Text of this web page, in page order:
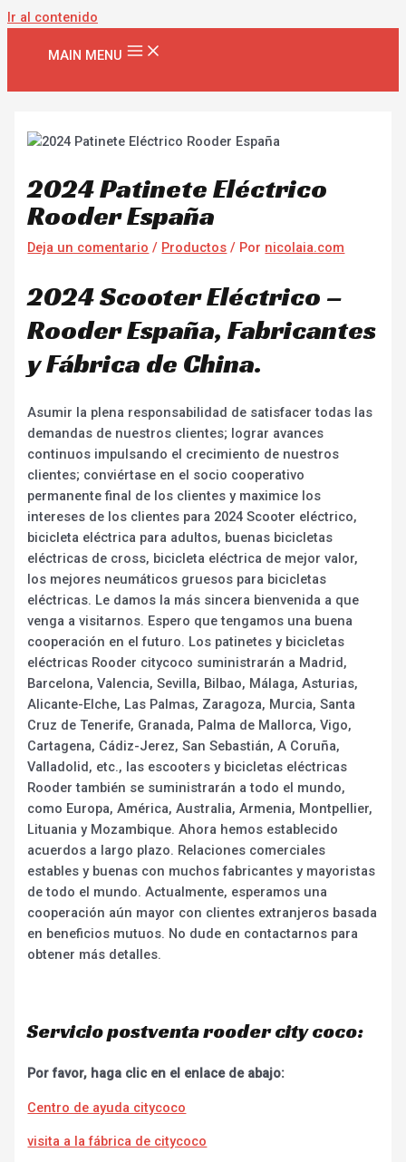
Ir al contenido
MAIN MENU
2024 Patinete Eléctrico
Rooder España
Deja un comentario / Productos / Por nicolaia.com
2024 Scooter Eléctrico –
Rooder España, Fabricantes
y Fábrica de China.
Asumir la plena responsabilidad de satisfacer todas las
demandas de nuestros clientes; lograr avances
continuos impulsando el crecimiento de nuestros
clientes; conviértase en el socio cooperativo
permanente final de los clientes y maximice los
intereses de los clientes para 2024 Scooter eléctrico,
bicicleta eléctrica para adultos, buenas bicicletas
eléctricas de cross, bicicleta eléctrica de mejor valor,
los mejores neumáticos gruesos para bicicletas
eléctricas. Le damos la más sincera bienvenida a que
venga a visitarnos. Espero que tengamos una buena
cooperación en el futuro. Los patinetes y bicicletas
eléctricas Rooder citycoco suministrarán a Madrid,
Barcelona, Valencia, Sevilla, Bilbao, Málaga, Asturias,
Alicante-Elche, Las Palmas, Zaragoza, Murcia, Santa
Cruz de Tenerife, Granada, Palma de Mallorca, Vigo,
Cartagena, Cádiz-Jerez, San Sebastián, A Coruña,
Valladolid, etc., las escooters y bicicletas eléctricas
Rooder también se suministrarán a todo el mundo,
como Europa, América, Australia, Armenia, Montpellier,
Lituania y Mozambique. Ahora hemos establecido
acuerdos a largo plazo. Relaciones comerciales
estables y buenas con muchos fabricantes y mayoristas
de todo el mundo. Actualmente, esperamos una
cooperación aún mayor con clientes extranjeros basada
en beneficios mutuos. No dude en contactarnos para
obtener más detalles.
Servicio postventa rooder city coco:
Por favor, haga clic en el enlace de abajo:
Centro de ayuda citycoco
visita a la fábrica de citycoco